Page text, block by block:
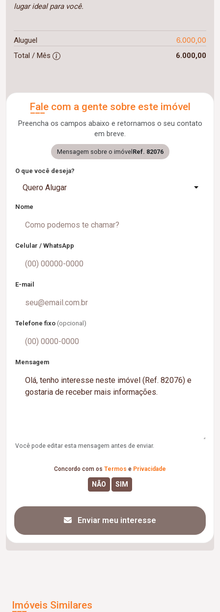
lugar ideal para você.
Aluguel 6.000,00
Total / Mês 6.000,00
Fale com a gente sobre este imóvel
Preencha os campos abaixo e retornamos o seu contato
em breve.
Mensagem sobre o imóvel Ref. 82076
O que você deseja?
Quero Alugar
Nome
Celular / WhatsApp
E-mail
Telefone fixo (opcional)
Mensagem
Você pode editar esta mensagem antes de enviar.
Concordo com os Termos e Privacidade
Enviar meu interesse
Imóveis Similares